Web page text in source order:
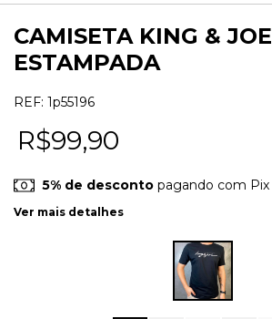
CAMISETA KING & JOE
ESTAMPADA
REF: 1p55196
R$99,90
5% de desconto pagando com Pix
Ver mais detalhes